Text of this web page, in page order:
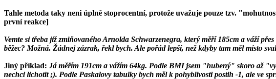
Tahle metoda taky neni úplně stoprocentní, protože uvažuje pouze tzv.
první reakce]
Vemte si třeba již zmiňovaného Arnolda Schwarzenegra, který měří 185cm a váží
běžec? Možná. Žádnej zázrak, řekl bych. Ale pořád lepší, než kdyby tam měl místo
Jiný příklad: Já měřím 191cm a vážím 64kg. Podle BMI jsem "hubený" skoro až
nechci lichotit ;). Podle Paskalovy tabulky bych měl k pohyblivosti postih -1, ale ve